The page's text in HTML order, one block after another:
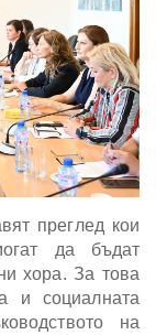
преглед кои
да бъдат
хора. За това
и социалната
на